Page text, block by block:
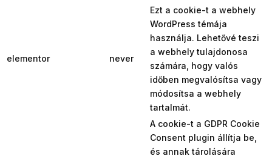
elementor never
Ezt a cookie-t a webhely
WordPress témája
használja. Lehetővé teszi
a webhely tulajdonosa
számára, hogy valós
időben megvalósítsa vagy
módosítsa a webhely
tartalmát.
A cookie-t a GDPR Cookie
Consent plugin állítja be,
és annak tárolására